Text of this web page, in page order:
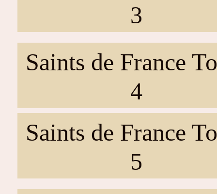
3
Saints de France
4
Saints de France
5